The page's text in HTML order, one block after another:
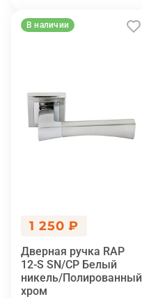
В наличии
1 250 ₽
Дверная ручка RAP
12-S SN/CP Белый
никель/Полированный
хром